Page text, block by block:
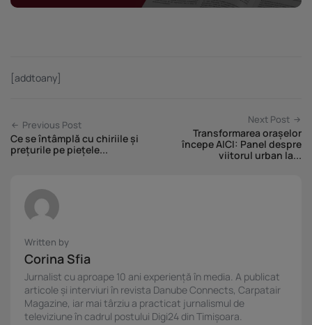
[addtoany]
Previous Post
Ce se întâmplă cu chiriile și
prețurile pe piețele...
Next Post
Transformarea orașelor
începe AICI: Panel despre
viitorul urban la...
Written by
Corina Sfia
Jurnalist cu aproape 10 ani experiență în media. A publicat
articole și interviuri în revista Danube Connects, Carpatair
Magazine, iar mai târziu a practicat jurnalismul de
televiziune în cadrul postului Digi24 din Timișoara.